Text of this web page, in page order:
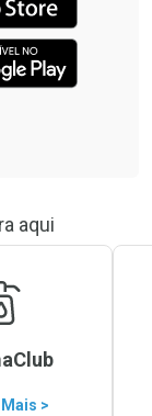
aqui
>